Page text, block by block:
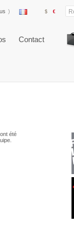
$ €
)
Contact
ont été